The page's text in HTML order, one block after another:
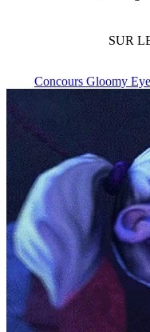
SUR
Concours Gloomy